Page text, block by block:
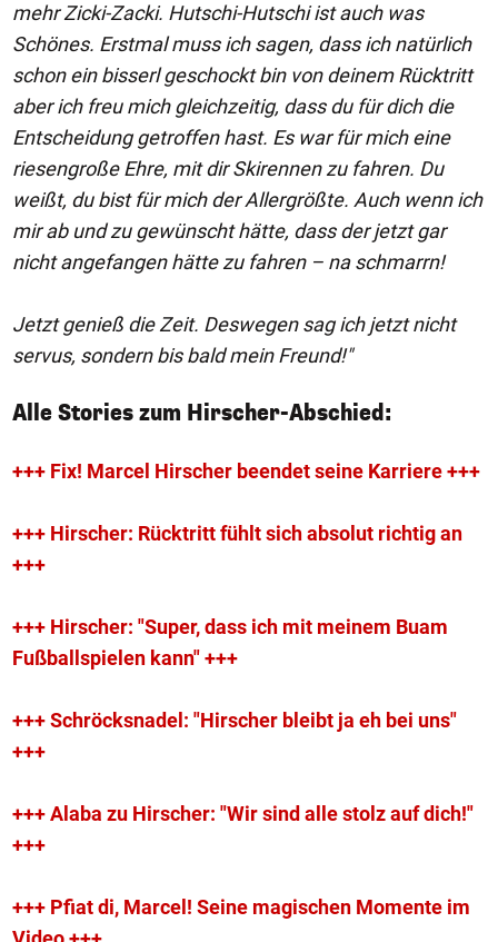
mehr Zicki-Zacki. Hutschi-Hutschi ist auch was
Schönes. Erstmal muss ich sagen, dass ich natürlich
schon ein bisserl geschockt bin von deinem Rücktritt
aber ich freu mich gleichzeitig, dass du für dich die
Entscheidung getroffen hast. Es war für mich eine
riesengroße Ehre, mit dir Skirennen zu fahren. Du
weißt, du bist für mich der Allergrößte. Auch wenn ich
mir ab und zu gewünscht hätte, dass der jetzt gar
nicht angefangen hätte zu fahren – na schmarrn!
Jetzt genieß die Zeit. Deswegen sag ich jetzt nicht
servus, sondern bis bald mein Freund!"
Alle Stories zum Hirscher-Abschied:
+++ Fix! Marcel Hirscher beendet seine Karriere +++
+++ Hirscher: Rücktritt fühlt sich absolut richtig an
+++
+++ Hirscher: "Super, dass ich mit meinem Buam
Fußballspielen kann" +++
+++ Schröcksnadel: "Hirscher bleibt ja eh bei uns"
+++
+++ Alaba zu Hirscher: "Wir sind alle stolz auf dich!"
+++
+++ Pfiat di, Marcel! Seine magischen Momente im